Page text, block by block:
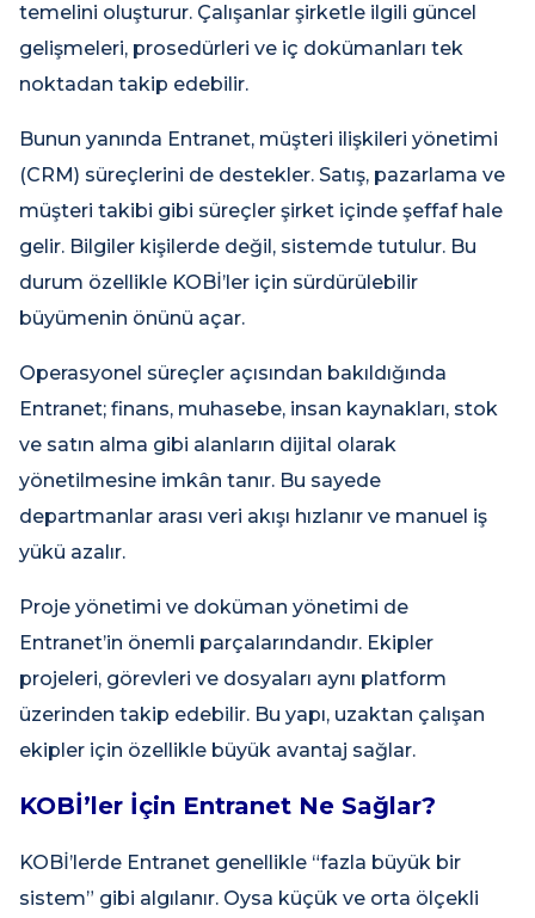
temelini oluşturur. Çalışanlar şirketle ilgili güncel
gelişmeleri, prosedürleri ve iç dokümanları tek
noktadan takip edebilir.
Bunun yanında Entranet, müşteri ilişkileri yönetimi
(CRM) süreçlerini de destekler. Satış, pazarlama ve
müşteri takibi gibi süreçler şirket içinde şeffaf hale
gelir. Bilgiler kişilerde değil, sistemde tutulur. Bu
durum özellikle KOBİ’ler için sürdürülebilir
büyümenin önünü açar.
Operasyonel süreçler açısından bakıldığında
Entranet; finans, muhasebe, insan kaynakları, stok
ve satın alma gibi alanların dijital olarak
yönetilmesine imkân tanır. Bu sayede
departmanlar arası veri akışı hızlanır ve manuel iş
yükü azalır.
Proje yönetimi ve doküman yönetimi de
Entranet’in önemli parçalarındandır. Ekipler
projeleri, görevleri ve dosyaları aynı platform
üzerinden takip edebilir. Bu yapı, uzaktan çalışan
ekipler için özellikle büyük avantaj sağlar.
KOBİ’ler İçin Entranet Ne Sağlar?
KOBİ’lerde Entranet genellikle “fazla büyük bir
sistem” gibi algılanır. Oysa küçük ve orta ölçekli